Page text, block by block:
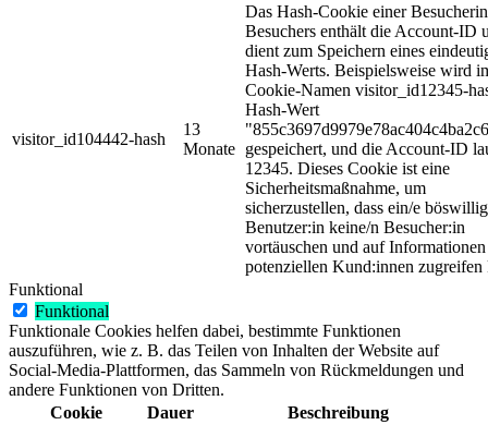
visitor_id104442-hash
13
Monate
Das Hash-Cookie einer
Besuchers enthält die Account-ID
dient zum Speichern eines
Hash-Werts. Beispielsweise wird
Cookie-Namen visitor_id12345-
Hash-Wert
gespeichert, und die Account-ID
12345. Dieses Cookie ist eine
Sicherheitsmaßnahme, um
sicherzustellen, dass ein/e
Benutzer:in keine/n Besucher:in
vortäuschen und auf
potenziellen Kund:innen
Funktional
Funktional
Funktionale Cookies helfen dabei, bestimmte Funktionen
auszuführen, wie z. B. das Teilen von Inhalten der Website auf
Social-Media-Plattformen, das Sammeln von Rückmeldungen und
andere Funktionen von Dritten.
Cookie
Dauer Beschreibung